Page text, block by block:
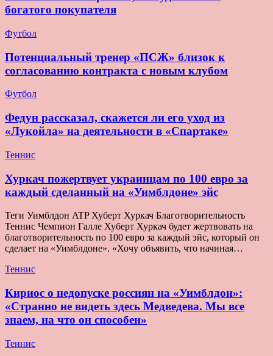
богатого покупателя
Футбол
Потенциальный тренер «ПСЖ» близок к
согласованию контракта с новым клубом
Футбол
Федун рассказал, скажется ли его уход из
«Лукойла» на деятельности в «Спартаке»
Теннис
Хуркач пожертвует украинцам по 100 евро за
каждый сделанный на «Уимблдоне» эйс
Теги Уимблдон ATP Хуберт Хуркач Благотворительность
Теннис Чемпион Галле Хуберт Хуркач будет жертвовать на
благотворительность по 100 евро за каждый эйс, который он
сделает на «Уимблдоне». «Хочу объявить, что начиная…
Теннис
Кириос о недопуске россиян на «Уимблдон»:
«Странно не видеть здесь Медведева. Мы все
знаем, на что он способен»
Теннис